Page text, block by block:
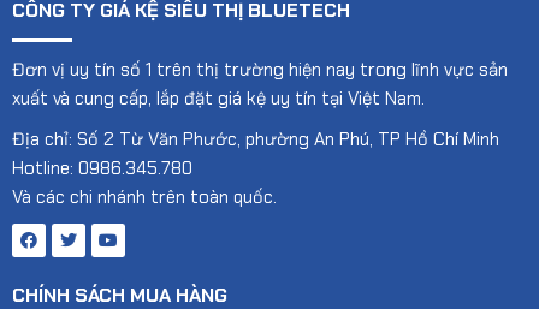
CÔNG TY GIÁ KỆ SIÊU THỊ BLUETECH
Đơn vị uy tín số 1 trên thị trường hiện nay trong lĩnh vực sản
xuất và cung cấp, lắp đặt giá kệ uy tín tại Việt Nam.
Địa chỉ: Số 2 Từ Văn Phước, phường An Phú, TP Hồ Chí Minh
Hotline: 0986.345.780
Và các chi nhánh trên toàn quốc.
CHÍNH SÁCH MUA HÀNG